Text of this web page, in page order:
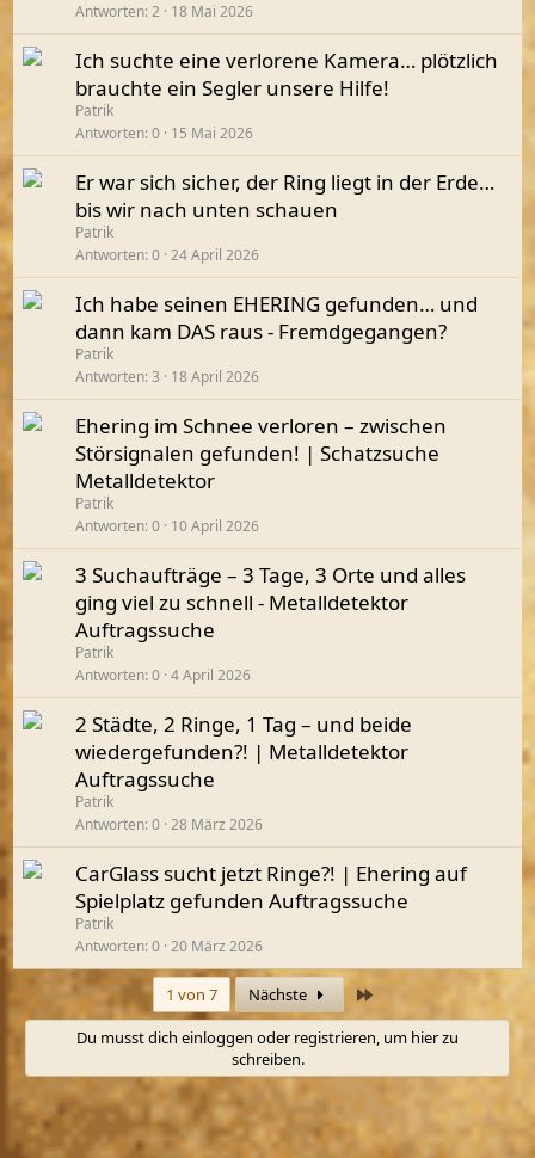
Antworten 2 18 Mai 2026
Ich suchte eine verlorene Kamera… plötzlich
brauchte ein Segler unsere Hilfe!
Patrik
Antworten 0 15 Mai 2026
Er war sich sicher, der Ring liegt in der Erde…
bis wir nach unten schauen
Patrik
Antworten 0 24 April 2026
Ich habe seinen EHERING gefunden… und
dann kam DAS raus - Fremdgegangen?
Patrik
Antworten 3 18 April 2026
Ehering im Schnee verloren – zwischen
Störsignalen gefunden! | Schatzsuche
Metalldetektor
Patrik
Antworten 0 10 April 2026
3 Suchaufträge – 3 Tage, 3 Orte und alles
ging viel zu schnell - Metalldetektor
Auftragssuche
Patrik
Antworten 0 4 April 2026
2 Städte, 2 Ringe, 1 Tag – und beide
wiedergefunden?! | Metalldetektor
Auftragssuche
Patrik
Antworten 0 28 März 2026
CarGlass sucht jetzt Ringe?! | Ehering auf
Spielplatz gefunden Auftragssuche
Patrik
Antworten 0 20 März 2026
1 von 7 Nächste
Du musst dich einloggen oder registrieren, um hier zu
schreiben.